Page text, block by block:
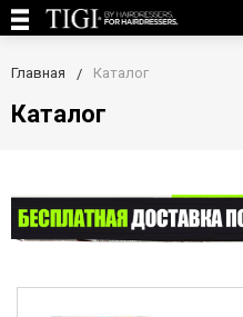
Главная Каталог
Каталог